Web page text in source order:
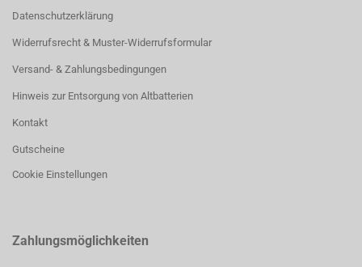
Datenschutzerklärung
Widerrufsrecht & Muster-Widerrufsformular
Versand- & Zahlungsbedingungen
Hinweis zur Entsorgung von Altbatterien
Kontakt
Gutscheine
Cookie Einstellungen
Zahlungsmöglichkeiten